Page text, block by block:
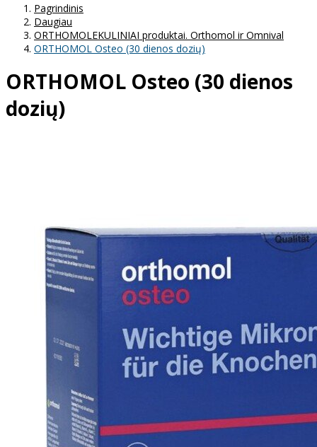
Pagrindinis
Daugiau
ORTHOMOLEKULINIAI produktai. Orthomol ir Omnival
ORTHOMOL Osteo (30 dienos dozių)
ORTHOMOL Osteo (30 dienos
dozių)